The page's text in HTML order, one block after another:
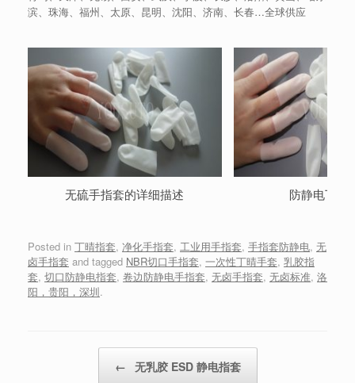
滨、珠海、福州、太原、昆明、沈阳、济南、长春…全球供应
无硫手指套的详细描述 防静电丁腈
Posted in 丁晴指套, 净化手指套, 工业用手指套, 手指套防静电, 无
卤手指套 and tagged NBR切口手指套, 一次性丁晴手套, 乳胶指
套, 切口防静电指套, 卷边防静电手指套, 无卤手指套, 无卤标准, 洛
阳，贵阳，深圳.
← 无乳胶 ESD 静电指套